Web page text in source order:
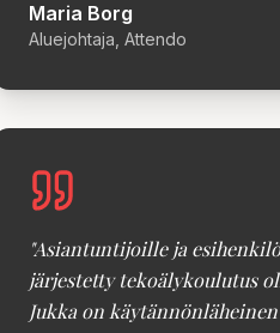
Maria Borg
Aluejohtaja, Attendo
"Asiantuntijoille ja
järjestetty tekoälykoulutus
Jukka on käytännönläheinen